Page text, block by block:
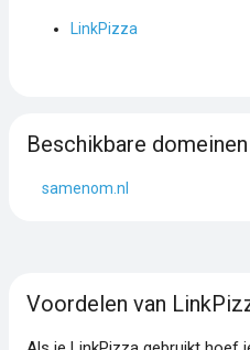
LinkPizza
Beschikbare domeinen
samenom.nl
Voordelen van